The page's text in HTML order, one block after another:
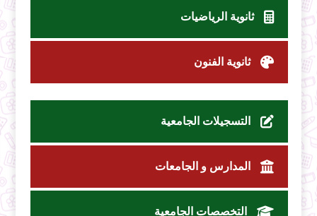
ثانوية الرياضيات
ثانوية الفنون
التسجيلات الجامعية
المدارس و الجامعات
التخصصات الجامعية